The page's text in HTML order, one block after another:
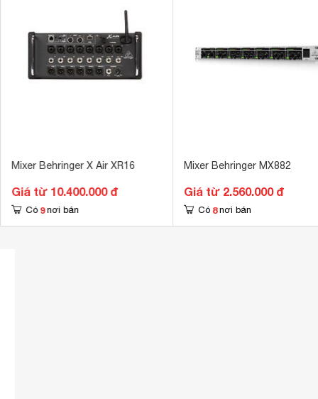
Mixer Behringer X Air XR16
Giá từ 10.400.000 đ
Có 9 nơi bán
Mixer Behringer MX882
Giá từ 2.560.000 đ
Có 8 nơi bán